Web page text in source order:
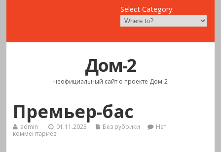
Select Category:
Дом-2
неофициальный сайт о проекте Дом-2
Премьер-бас
admin 01.11.2023 Без рубрики
Нет
комментариев